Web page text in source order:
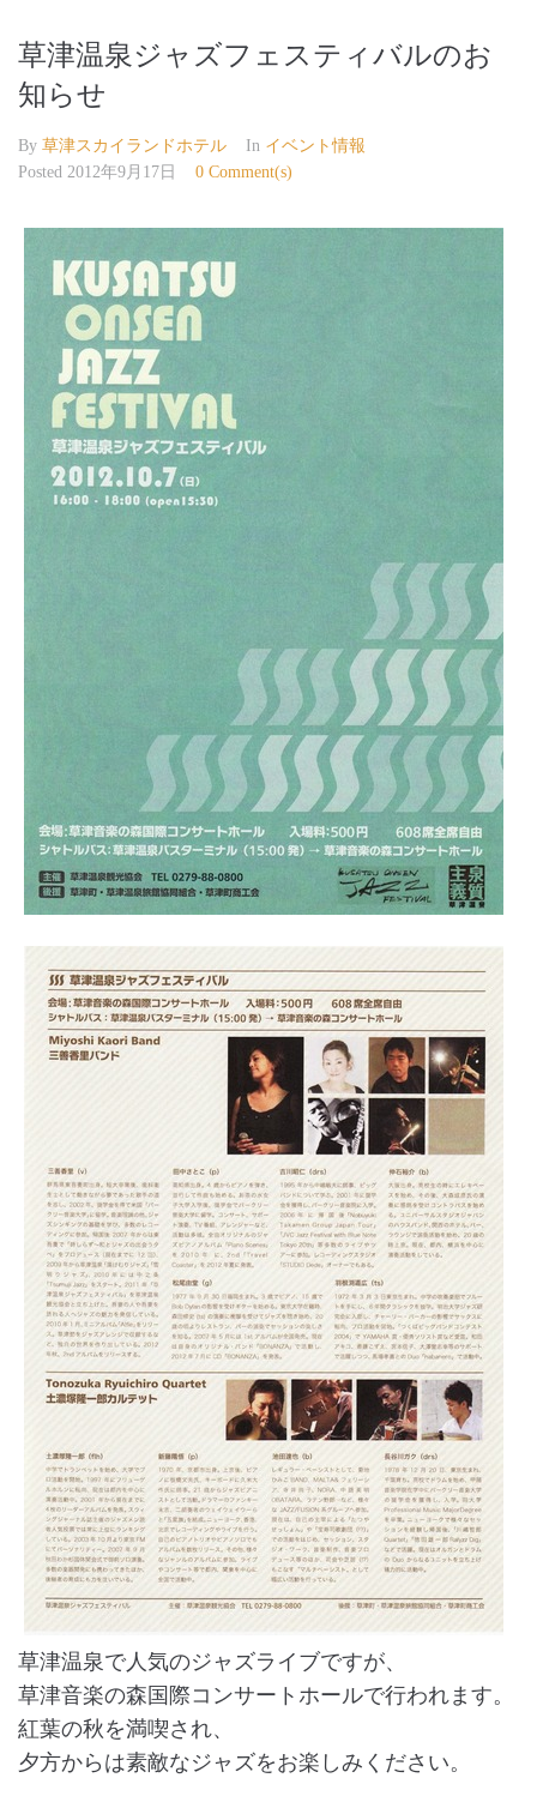
草津温泉ジャズフェスティバルのお
知らせ
By 草津スカイランドホテル In イベント情報
Posted 2012年9月17日 0 Comment(s)
草津温泉で人気のジャズライブですが、
草津音楽の森国際コンサートホールで行われます。
紅葉の秋を満喫され、
夕方からは素敵なジャズをお楽しみください。